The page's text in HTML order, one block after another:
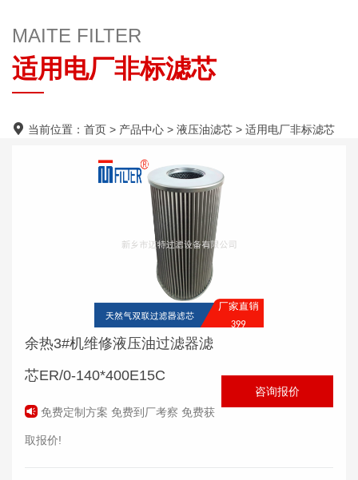
MAITE FILTER
适用电厂非标滤芯
当前位置： 首页 > 产品中心 > 液压油滤芯 > 适用电厂非标滤芯
余热3#机维修液压油过滤器滤
芯ER/0-140*400E15C
免费定制方案 免费到厂考察 免费获
取报价!
咨询报价